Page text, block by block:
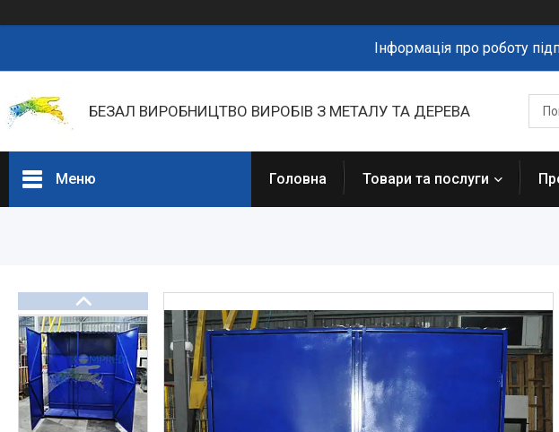
Інформація про роботу
БЕЗАЛ ВИРОБНИЦТВО ВИРОБІВ З МЕТАЛУ ТА ДЕРЕВА
Меню
Прайс-листи
Новини
Презентації та документи
Про нас
Головна Товари та послуги